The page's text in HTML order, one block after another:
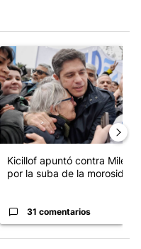
"Inflación: economistas
Un artículo de tendencia con
Kicillof apuntó contra Milei
por la suba de la morosida...
31 comentarios